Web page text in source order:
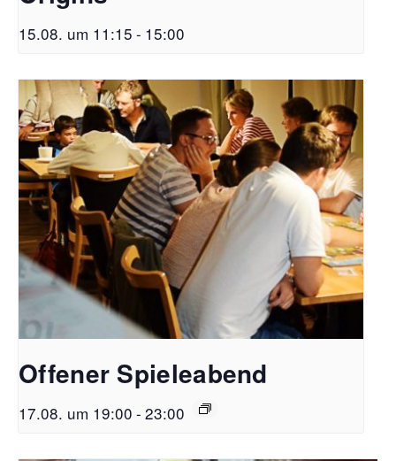
15.08. um 11:15 - 15:00
Offener Spieleabend
17.08. um 19:00 - 23:00